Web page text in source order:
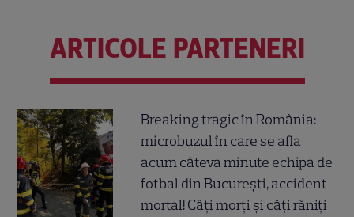
ARTICOLE PARTENERI
Breaking tragic în România:
microbuzul în care se afla
acum câteva minute echipa de
fotbal din București, accident
mortal! Câți morți și câți răniți